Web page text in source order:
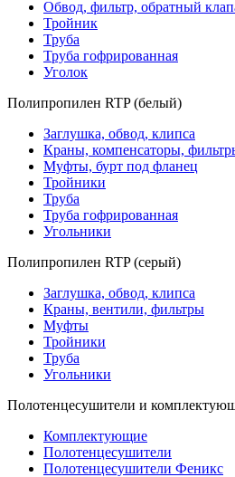
Обвод, фильтр, обратный
Тройник
Труба
Труба гофрированная
Уголок
Полипропилен RTP (белый)
Заглушка, обвод, клипса
Краны, компенсаторы,
Муфты, бурт под фланец
Тройники
Труба
Труба гофрированная
Угольники
Полипропилен RTP (серый)
Заглушка, обвод, клипса
Краны, вентили, фильтры
Муфты
Тройники
Труба
Угольники
Полотенцесушители и
Комплектующие
Полотенцесушители
Полотенцесушители Феникс